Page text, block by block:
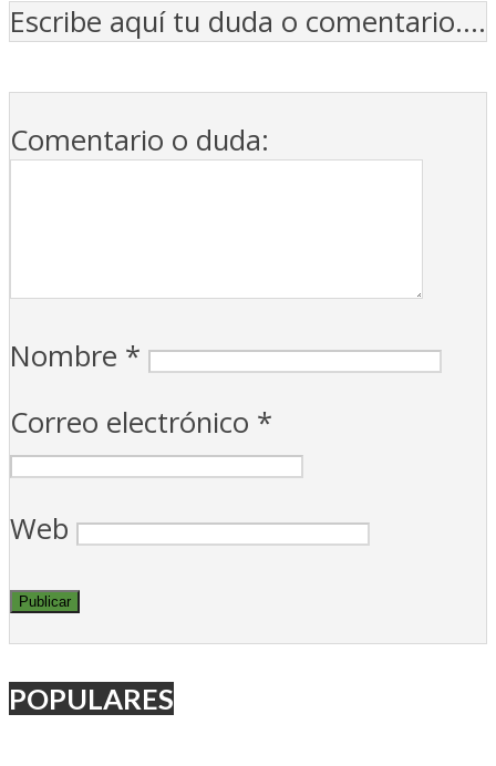
Escribe aquí tu duda o comentario....
Comentario o duda:
Nombre *
Correo electrónico *
Web
POPULARES